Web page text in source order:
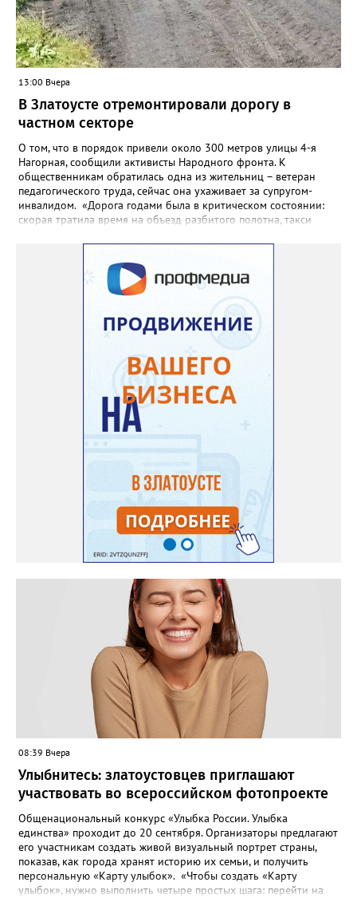
13:00 Вчера
В Златоусте отремонтировали дорогу в
частном секторе
О том, что в порядок привели около 300 метров улицы 4-я
Нагорная, сообщили активисты Народного фронта. К
общественникам обратилась одна из жительниц – ветеран
педагогического труда, сейчас она ухаживает за супругом-
инвалидом. «Дорога годами была в критическом состоянии:
скорая тратила время на объезд разбитого полотна, такси
однажды реанимация не смогла добраться до больного.
Жители писали в администрацию города и другие инстанции,
пытались ремонтировать дорогу своими силами – всё тщетно»,
– рассказали в ОНФ. Общественники подчеркнули: именно
они добились, чтобы участок разровняли и отсыпали. Для
этого потребовалось обратиться в мэрию Златоуста.
08:39 Вчера
Улыбнитесь: златоустовцев приглашают
участвовать во всероссийском фотопроекте
Общенациональный конкурс «Улыбка России. Улыбка
единства» проходит до 20 сентября. Организаторы предлагают
его участникам создать живой визуальный портрет страны,
показав, как города хранят историю их семьи, и получить
персональную «Карту улыбок». «Чтобы создать «Карту
улыбок», нужно выполнить четыре простых шага: перейти на